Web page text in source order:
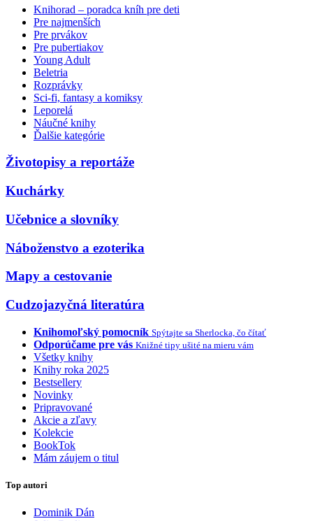
Knihorad – poradca kníh pre deti
Pre najmenších
Pre prvákov
Pre pubertiakov
Young Adult
Beletria
Rozprávky
Sci-fi, fantasy a komiksy
Leporelá
Náučné knihy
Ďalšie kategórie
Životopisy a reportáže
Kuchárky
Učebnice a slovníky
Náboženstvo a ezoterika
Mapy a cestovanie
Cudzojazyčná literatúra
Knihomoľský pomocník Spýtajte sa Sherlocka, čo čítať
Odporúčame pre vás Knižné tipy ušité na mieru vám
Všetky knihy
Knihy roka 2025
Bestsellery
Novinky
Pripravované
Akcie a zľavy
Kolekcie
BookTok
Mám záujem o titul
Top autori
Dominik Dán